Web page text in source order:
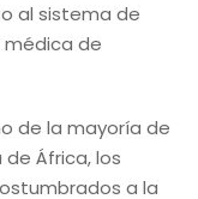
al sistema de
médica de
de la mayoría de
África, los
a la